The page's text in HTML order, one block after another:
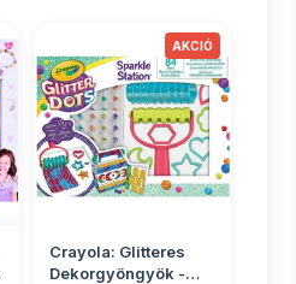
Crayola: Glitteres
Dekorgyöngyök -